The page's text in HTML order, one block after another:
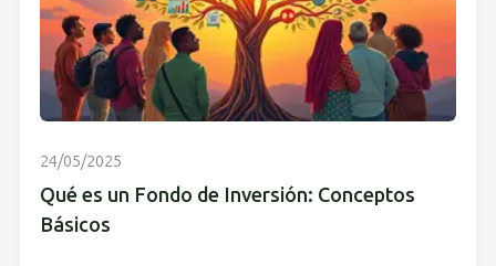
24/05/2025
Qué es un Fondo de Inversión: Conceptos
Básicos